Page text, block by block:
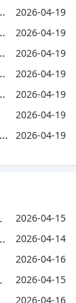
2026-04-19
2026-04-19
2026-04-19
2026-04-19
2026-04-19
2026-04-19
2026-04-19
2026-04-15
2026-04-14
2026-04-16
2026-04-15
2026-04-16